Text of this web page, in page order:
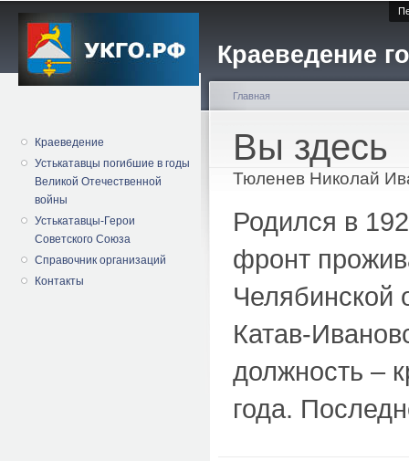
Краеведение
Краеведение
Устькатавцы погибшие в годы
Великой Отечественной
войны
Устькатавцы-Герои
Советского Союза
Справочник организаций
Контакты
Вы здесь
Главная
Тюленев Николай
Родился в
фронт
Челябинской
Катав-
должность –
года.